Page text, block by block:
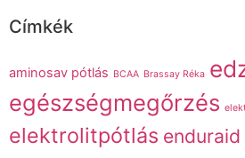
Címkék
aminosav pótlás BCAA Brassay Réka
egészségmegőrzés
elektrolitpótlás enduraid